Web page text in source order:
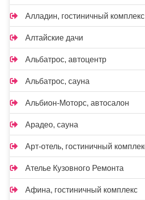
Алладин, гостиничный комплекс
Алтайские дачи
Альбатрос, автоцентр
Альбатрос, сауна
Альбион-Моторс, автосалон
Арадео, сауна
Арт-отель, гостиничный
Ателье Кузовного Ремонта
Афина, гостиничный комплекс